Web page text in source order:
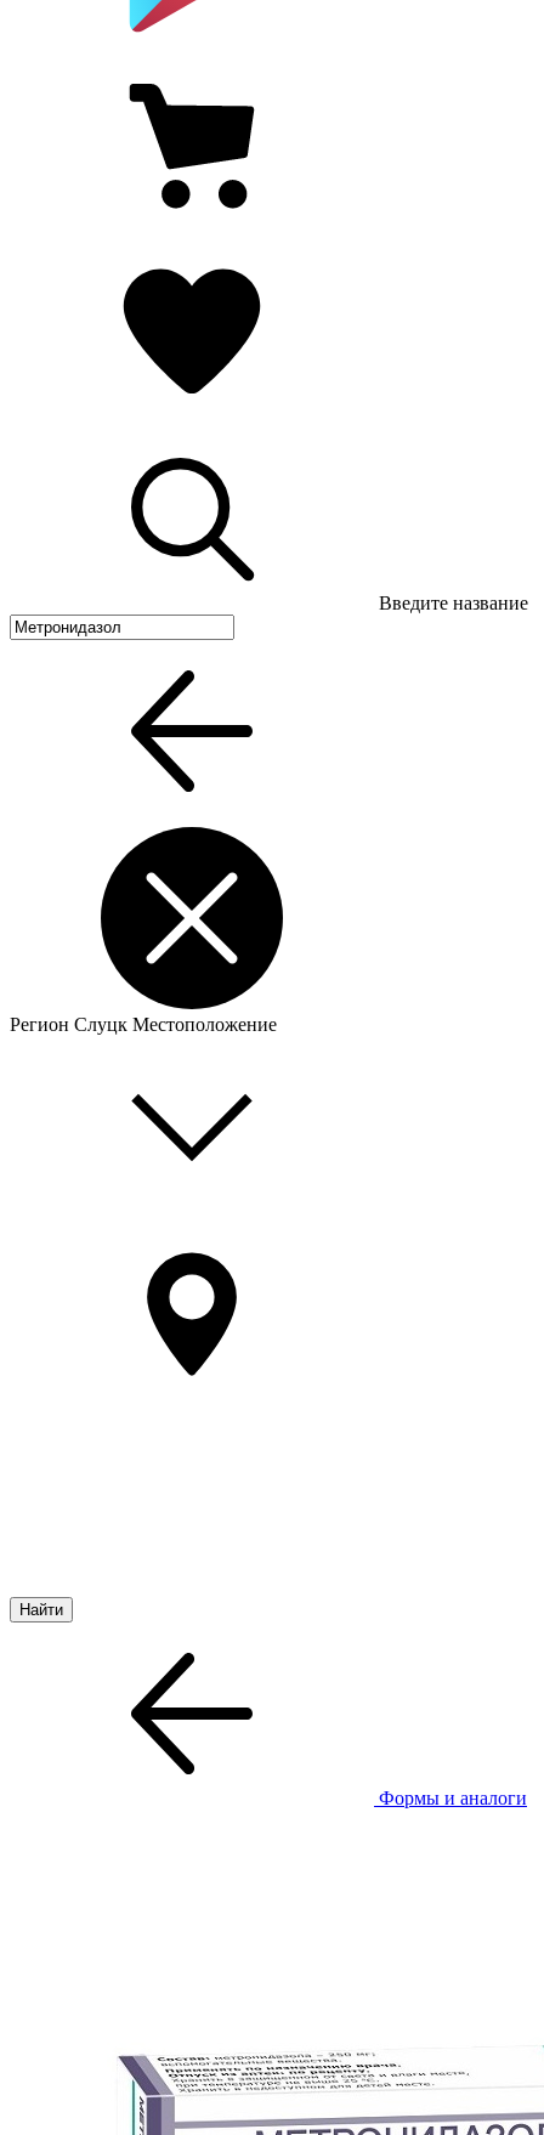
Введите название
Регион Слуцк Местоположение
Формы и аналоги